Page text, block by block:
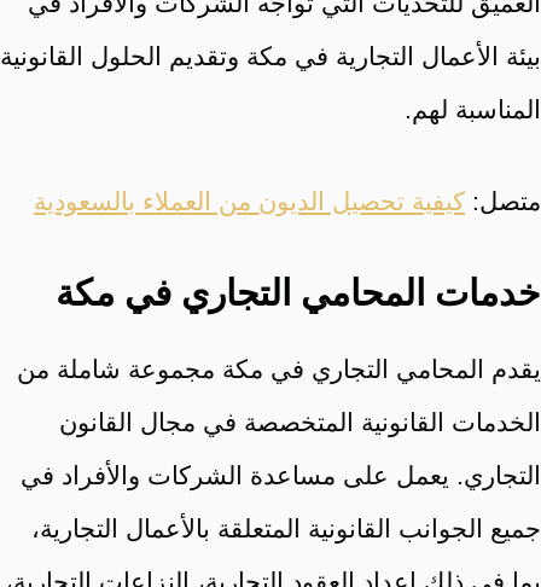
بيئة الأعمال التجارية في مكة وتقديم الحلول القانونية
المناسبة لهم.
متصل: كيفية تحصيل الديون من العملاء بالسعودية
خدمات المحامي التجاري في مكة
يقدم المحامي التجاري في مكة مجموعة شاملة من
الخدمات القانونية المتخصصة في مجال القانون
التجاري. يعمل على مساعدة الشركات والأفراد في
جميع الجوانب القانونية المتعلقة بالأعمال التجارية،